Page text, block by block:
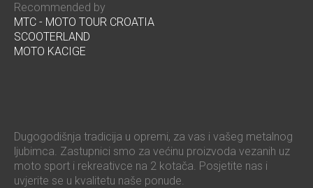
Recommended by
MTC - MOTO TOUR CROATIA
SCOOTERLAND
MOTO KACIGE
Dugogodišnja tradicija u opremi, za vas i vašeg metalnog
ljubimca. Zastupnici smo za većinu proizvoda vezanih uz
moto sport i rekreativce na 2 kotača. Posjetite nas i
uvjerite se u kvalitetu naše ponude.